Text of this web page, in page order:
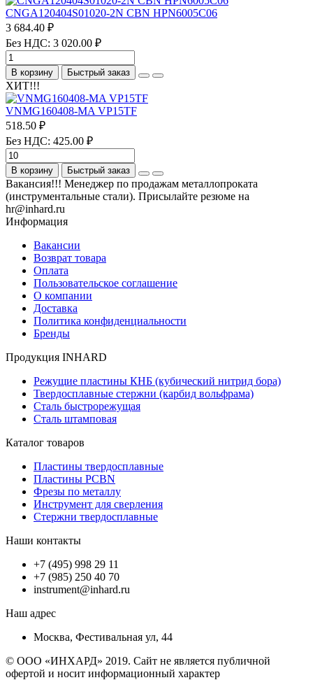
CNGA120404S01020-2N CBN HPN6005C06
3 684.40 ₽
Без НДС: 3 020.00 ₽
В корзину Быстрый заказ
ХИТ!!!
VNMG160408-MA VP15TF
518.50 ₽
Без НДС: 425.00 ₽
В корзину Быстрый заказ
Вакансия!!! Менеджер по продажам металлопроката
(инструментальные стали). Присылайте резюме на
hr@inhard.ru
Информация
Вакансии
Возврат товара
Оплата
Пользовательское соглашение
О компании
Доставка
Политика конфиденциальности
Бренды
Продукция INHARD
Режущие пластины КНБ (кубический нитрид бора)
Твердосплавные стержни (карбид вольфрама)
Сталь быстрорежущая
Сталь штамповая
Каталог товаров
Пластины твердосплавные
Пластины PCBN
Фрезы по металлу
Инструмент для сверления
Стержни твердосплавные
Наши контакты
+7 (495) 998 29 11
+7 (985) 250 40 70
instrument@inhard.ru
Наш адрес
Москва, Фестивальная ул, 44
© ООО «ИНХАРД» 2019. Сайт не является публичной
офертой и носит информационный характер